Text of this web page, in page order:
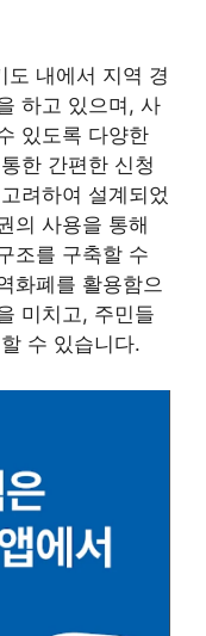
도 내에서 지역 경
하고 있으며, 사
있도록 다양한
한 간편한 신청
려하여 설계되었
의 사용을 통해
조를 구축할 수
화폐를 활용함으
미치고, 주민들
수 있습니다.